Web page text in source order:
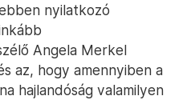
nyilatkozó
Angela Merkel
az, hogy amennyiben a
hajlandóság valamilyen